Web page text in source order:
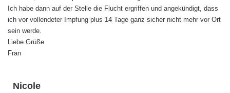
Ich habe dann auf der Stelle die Flucht ergriffen und angekündigt, dass
ich vor vollendeter Impfung plus 14 Tage ganz sicher nicht mehr vor Ort
sein werde.
Liebe Grüße
Fran
Nicole